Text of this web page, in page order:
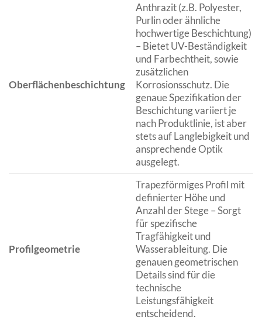
Oberflächenbeschichtung
Anthrazit (z.B. Polyester,
Purlin oder ähnliche
hochwertige Beschichtung)
– Bietet UV-Beständigkeit
und Farbechtheit, sowie
zusätzlichen
Korrosionsschutz. Die
genaue Spezifikation der
Beschichtung variiert je
nach Produktlinie, ist aber
stets auf Langlebigkeit und
ansprechende Optik
ausgelegt.
Profilgeometrie
Trapezförmiges Profil mit
definierter Höhe und
Anzahl der Stege – Sorgt
für spezifische
Tragfähigkeit und
Wasserableitung. Die
genauen geometrischen
Details sind für die
technische
Leistungsfähigkeit
entscheidend.